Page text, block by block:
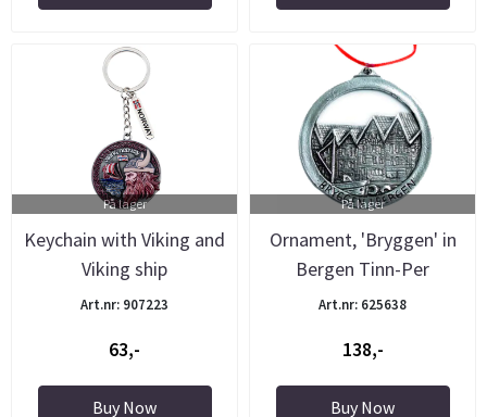
På lager
Keychain with Viking and
Viking ship
Art.nr: 907223
63,-
Buy Now
På lager
Ornament, 'Bryggen' in
Bergen Tinn-Per
Art.nr: 625638
138,-
Buy Now